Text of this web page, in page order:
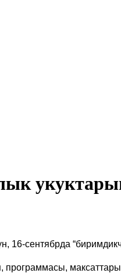
16-сентябрда